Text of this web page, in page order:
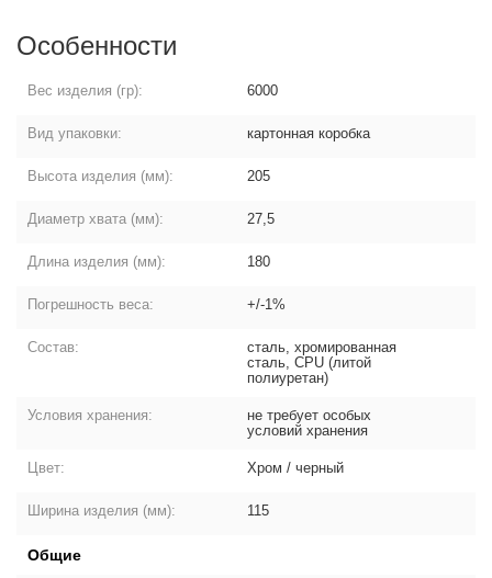
Особенности
Вес изделия (гр): 6000
Вид упаковки: картонная коробка
Высота изделия (мм): 205
Диаметр хвата (мм): 27,5
Длина изделия (мм): 180
Погрешность веса: +/-1%
Состав:
сталь, хромированная
сталь, СPU (литой
полиуретан)
Условия хранения:
не требует особых
условий хранения
Цвет: Хром / черный
Ширина изделия (мм): 115
Общие